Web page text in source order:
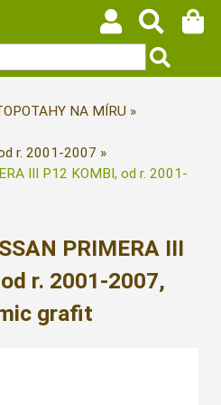
NA MÍRU
r. 2001-2007
III P12 KOMBI, od r. 2001-
PRIMERA III
r. 2001-2007,
grafit